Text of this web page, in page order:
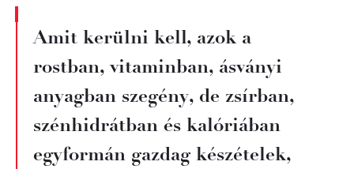
Amit kerülni kell, azok a
rostban, vitaminban, ásványi
anyagban szegény, de zsírban,
szénhidrátban és kalóriában
egyformán gazdag készételek,